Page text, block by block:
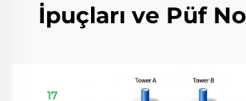
İpuçları ve Püf
17